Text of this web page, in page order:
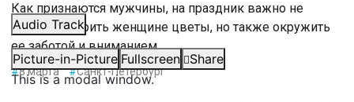
Audio Track
Picture-in-Picture Fullscreen
Share
This is a modal window.
Как признаются мужчины, на праздник важно не
просто подарить женщине цветы, но также окружить
ее заботой и вниманием.
#8 марта #Санкт-Петербург